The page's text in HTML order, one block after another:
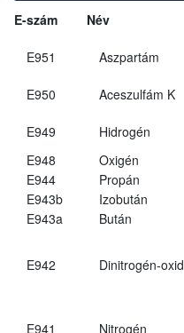
E-szám Név
E951
Aszpartám
E950
Aceszulfám K
E949
Hidrogén
E948
Oxigén
E944
Propán
E943b
Izobután
E943a
Bután
E942 Dinitrogén-oxid
E941 Nitrogén